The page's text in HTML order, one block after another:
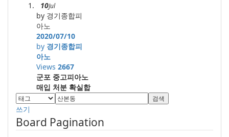
10Jul
by 경기종합피
아노
2020/07/10
by 경기종합피
아노
Views 2667
군포 중고피아노
매입 처분 확실합
니다.
검색
쓰기
Board Pagination